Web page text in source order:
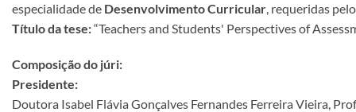
especialidade de Desenvolvimento Curricular, requeridas
Título da tese:“Teachers and Students' Perspectives of
Composição do júri:
Presidente:
Doutora Isabel Flávia Gonçalves Fernandes Ferreira Vieira,